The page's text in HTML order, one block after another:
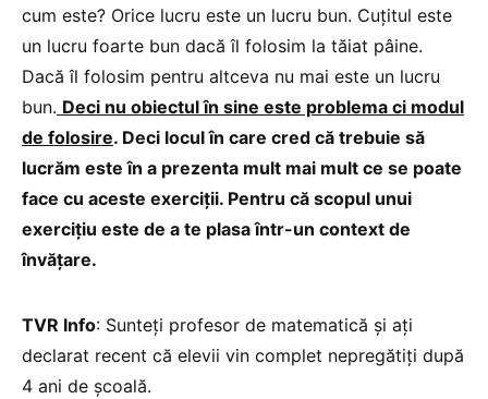
cum este? Orice lucru este un lucru bun. Cuțitul este
un lucru foarte bun dacă îl folosim la tăiat pâine.
Dacă îl folosim pentru altceva nu mai este un lucru
bun. Deci nu obiectul în sine este problema ci modul
de folosire. Deci locul în care cred că trebuie să
lucrăm este în a prezenta mult mai mult ce se poate
face cu aceste exerciții. Pentru că scopul unui
exercițiu este de a te plasa într-un context de
învățare.
TVR Info: Sunteți profesor de matematică și ați
declarat recent că elevii vin complet nepregătiți după
4 ani de școală.